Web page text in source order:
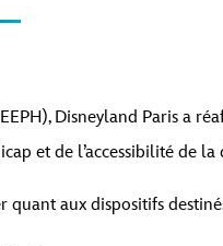
Disneyland Paris a
et de l’accessibilité de la
aux dispositifs